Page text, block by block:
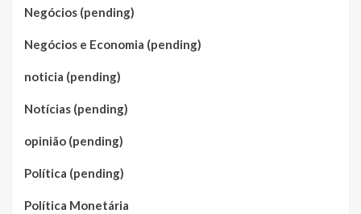
Negócios (pending)
Negócios e Economia (pending)
noticia (pending)
Notícias (pending)
opinião (pending)
Política (pending)
Política Monetária